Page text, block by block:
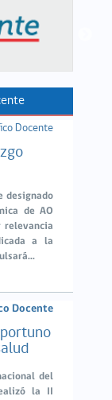
Docente
designado
de AO
relevancia
a la
Docente
del
la II